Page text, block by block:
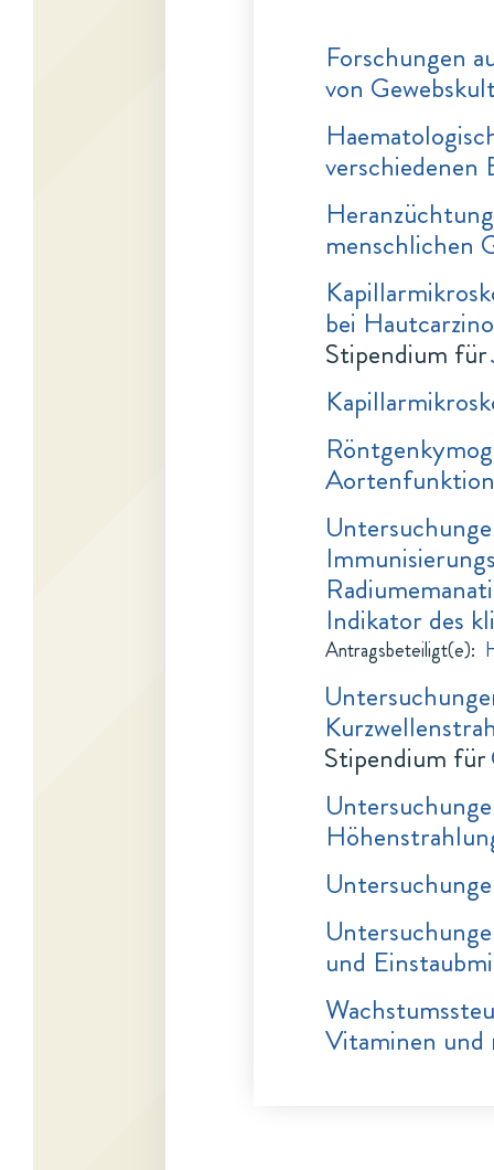
Forschungen
von
verschiedenen
menschlichen
bei
Stipendium für
Aortenfunktion
Indikator des
Antragsbeteiligt(e):
Stipendium für
und
Vitaminen und